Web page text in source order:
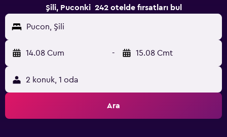
Şili, Puconki 242 otelde fırsatları bul
Pucon, Şili
14.08 Cum - 15.08 Cmt
2 konuk, 1 oda
Ara